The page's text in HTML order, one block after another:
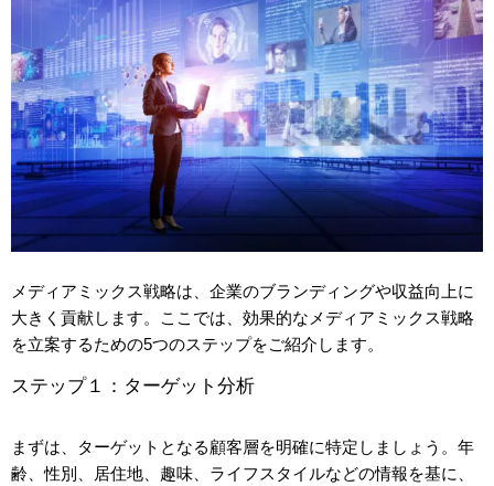
メディアミックス戦略は、企業のブランディングや収益向上に
大きく貢献します。ここでは、効果的なメディアミックス戦略
を立案するための5つのステップをご紹介します。
ステップ１：ターゲット分析
まずは、ターゲットとなる顧客層を明確に特定しましょう。年
齢、性別、居住地、趣味、ライフスタイルなどの情報を基に、